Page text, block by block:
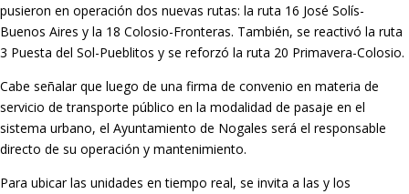
pusieron en operación dos nuevas rutas: la ruta 16 José Solís-
Buenos Aires y la 18 Colosio-Fronteras. También, se reactivó la ruta
3 Puesta del Sol-Pueblitos y se reforzó la ruta 20 Primavera-Colosio.
Cabe señalar que luego de una firma de convenio en materia de
servicio de transporte público en la modalidad de pasaje en el
sistema urbano, el Ayuntamiento de Nogales será el responsable
directo de su operación y mantenimiento.
Para ubicar las unidades en tiempo real, se invita a las y los